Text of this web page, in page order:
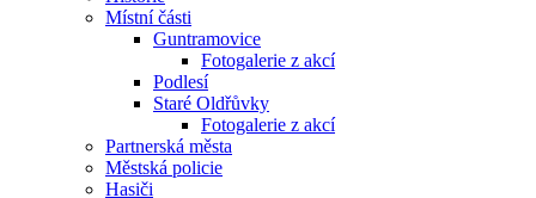
Místní části
Guntramovice
Fotogalerie z akcí
Podlesí
Staré Oldřůvky
Fotogalerie z akcí
Partnerská města
Městská policie
Hasiči